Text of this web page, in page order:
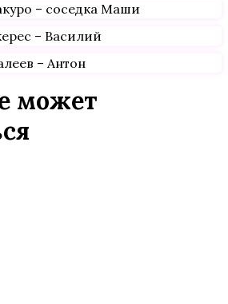
– соседка Маши
– Василий
– Антон
может